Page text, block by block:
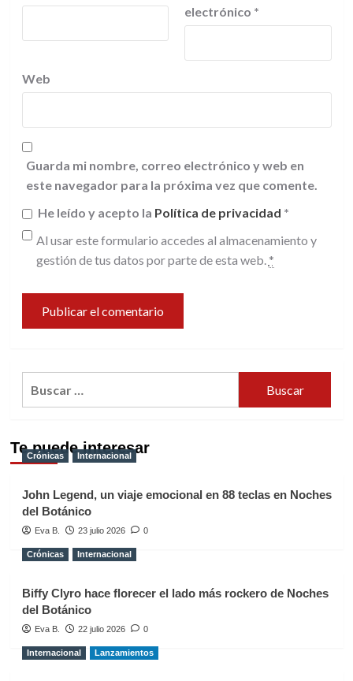
electrónico *
Web
Guarda mi nombre, correo electrónico y web en
este navegador para la próxima vez que comente.
He leído y acepto la Política de privacidad *
Al usar este formulario accedes al almacenamiento y
gestión de tus datos por parte de esta web. *
Te puede interesar
Crónicas Internacional
John Legend, un viaje emocional en 88 teclas en Noches
del Botánico
Eva B. 23 julio 2026 0
Crónicas Internacional
Biffy Clyro hace florecer el lado más rockero de Noches
del Botánico
Eva B. 22 julio 2026 0
Internacional Lanzamientos